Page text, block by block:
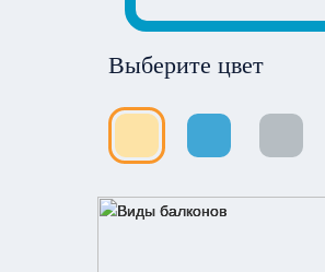
Выберите цвет
Выберите цвет